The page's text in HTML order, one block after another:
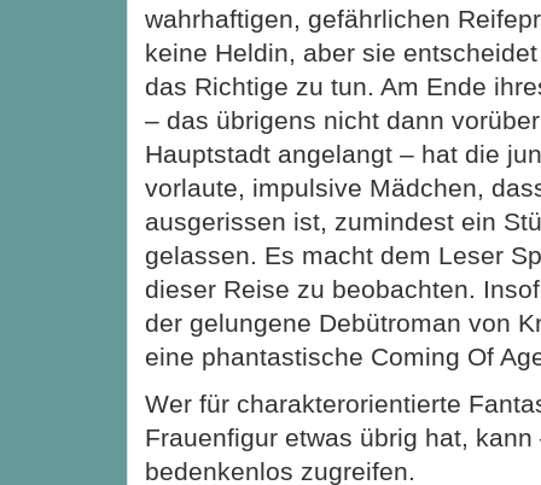
wahrhaftigen, gefährlichen
keine Heldin, aber sie
das Richtige zu tun. Am Ende
– das übrigens nicht dann
Hauptstadt angelangt – hat die
vorlaute, impulsive Mädchen,
ausgerissen ist, zumindest ein
gelassen. Es macht dem Leser
dieser Reise zu beobachten.
der gelungene Debütroman von
eine phantastische Coming Of
Wer für charakterorientierte
Frauenfigur etwas übrig hat,
bedenkenlos zugreifen.